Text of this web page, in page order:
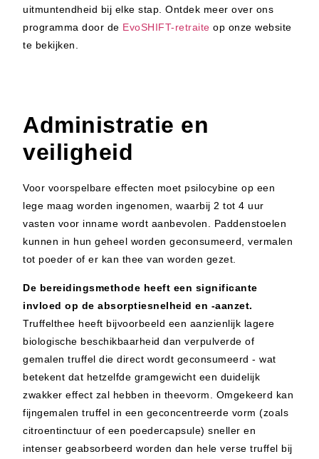
uitmuntendheid bij elke stap. Ontdek meer over ons
programma door de EvoSHIFT-retraite op onze website
te bekijken.
Administratie en
veiligheid
Voor voorspelbare effecten moet psilocybine op een
lege maag worden ingenomen, waarbij 2 tot 4 uur
vasten voor inname wordt aanbevolen. Paddenstoelen
kunnen in hun geheel worden geconsumeerd, vermalen
tot poeder of er kan thee van worden gezet.
De bereidingsmethode heeft een significante
invloed op de absorptiesnelheid en -aanzet.
Truffelthee heeft bijvoorbeeld een aanzienlijk lagere
biologische beschikbaarheid dan verpulverde of
gemalen truffel die direct wordt geconsumeerd - wat
betekent dat hetzelfde gramgewicht een duidelijk
zwakker effect zal hebben in theevorm. Omgekeerd kan
fijngemalen truffel in een geconcentreerde vorm (zoals
citroentinctuur of een poedercapsule) sneller en
intenser geabsorbeerd worden dan hele verse truffel bij